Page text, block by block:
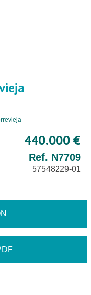
440.000 €
Ref. N7709
57548229-01